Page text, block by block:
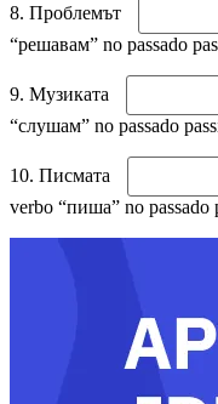
8. Проблемът
“решавам” no passado
9. Музиката
“слушам” no passado
10. Писмата
verbo “пиша” no passado